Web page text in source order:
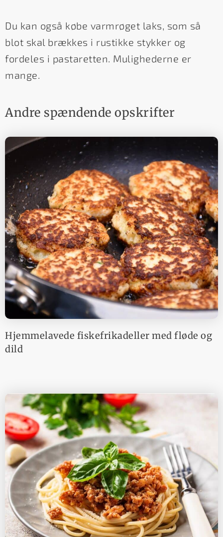
Du kan også købe varmrøget laks, som så
blot skal brækkes i rustikke stykker og
fordeles i pastaretten. Mulighederne er
mange.
Andre spændende opskrifter
Hjemmelavede fiskefrikadeller med fløde og
dild